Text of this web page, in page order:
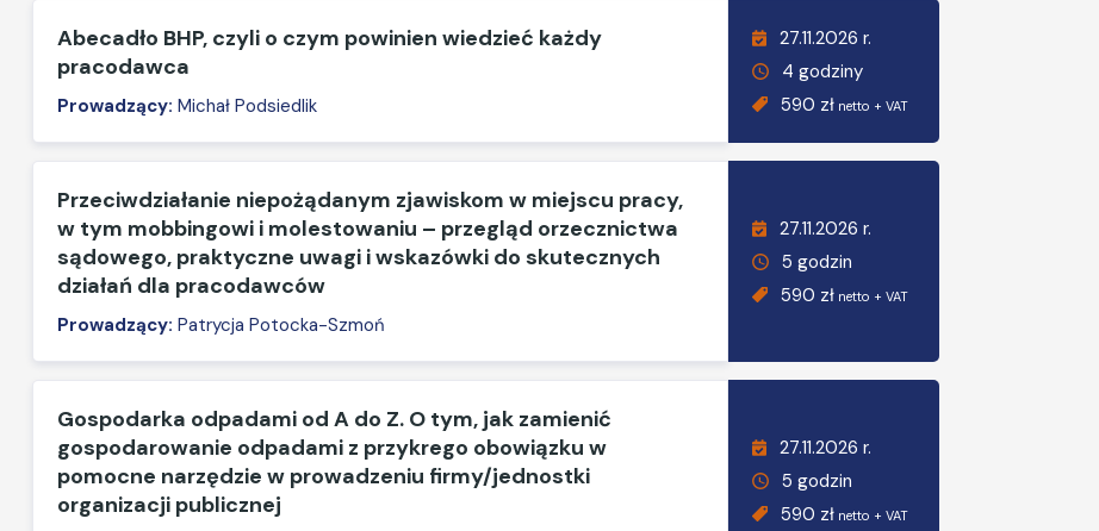
Abecadło BHP, czyli o czym powinien wiedzieć każdy
pracodawca
Prowadzący: Michał Podsiedlik
27.11.2026 r.
4 godziny
590 zł netto + VAT
Przeciwdziałanie niepożądanym zjawiskom w miejscu pracy,
w tym mobbingowi i molestowaniu – przegląd orzecznictwa
sądowego, praktyczne uwagi i wskazówki do skutecznych
działań dla pracodawców
Prowadzący: Patrycja Potocka-Szmoń
27.11.2026 r.
5 godzin
590 zł netto + VAT
Gospodarka odpadami od A do Z. O tym, jak zamienić
gospodarowanie odpadami z przykrego obowiązku w
pomocne narzędzie w prowadzeniu firmy/jednostki
organizacji publicznej
27.11.2026 r.
5 godzin
590 zł netto + VAT